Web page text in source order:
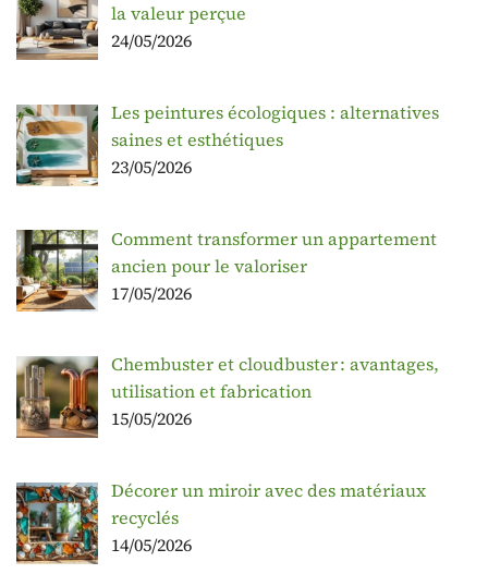
la valeur perçue
24/05/2026
Les peintures écologiques : alternatives
saines et esthétiques
23/05/2026
Comment transformer un appartement
ancien pour le valoriser
17/05/2026
Chembuster et cloudbuster : avantages,
utilisation et fabrication
15/05/2026
Décorer un miroir avec des matériaux
recyclés
14/05/2026